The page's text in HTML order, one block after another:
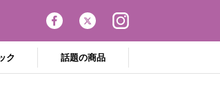
ク 話題の商品